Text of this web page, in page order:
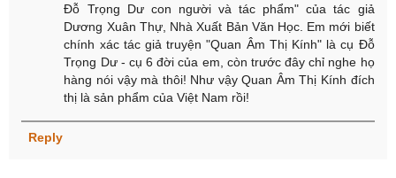
Đỗ Trọng Dư con người và tác phẩm" của tác giả
Dương Xuân Thự, Nhà Xuất Bản Văn Học. Em mới biết
chính xác tác giả truyện "Quan Âm Thị Kính" là cụ Đỗ
Trọng Dư - cụ 6 đời của em, còn trước đây chỉ nghe họ
hàng nói vậy mà thôi! Như vậy Quan Âm Thị Kính đích
thị là sản phẩm của Việt Nam rồi!
Reply